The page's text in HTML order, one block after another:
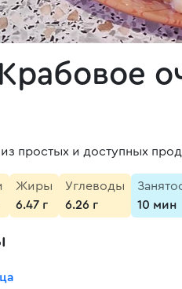
простых и доступных
Жиры
6.47 г
Углеводы
6.26 г
10 мин